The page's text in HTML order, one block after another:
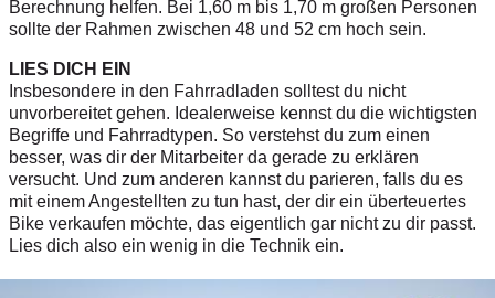
Berechnung helfen. Bei 1,60 m bis 1,70 m großen Personen
sollte der Rahmen zwischen 48 und 52 cm hoch sein.
LIES DICH EIN
Insbesondere in den Fahrradladen solltest du nicht
unvorbereitet gehen. Idealerweise kennst du die wichtigsten
Begriffe und Fahrradtypen. So verstehst du zum einen
besser, was dir der Mitarbeiter da gerade zu erklären
versucht. Und zum anderen kannst du parieren, falls du es
mit einem Angestellten zu tun hast, der dir ein überteuertes
Bike verkaufen möchte, das eigentlich gar nicht zu dir passt.
Lies dich also ein wenig in die Technik ein.